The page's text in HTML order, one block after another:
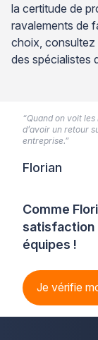
la certitude de
ravalements de
choix, consultez
des spécialistes
Comme
satisfaction
équipes !
Je vérifie
“Quand on voit
d’avoir un retour
entreprise.”
Florian